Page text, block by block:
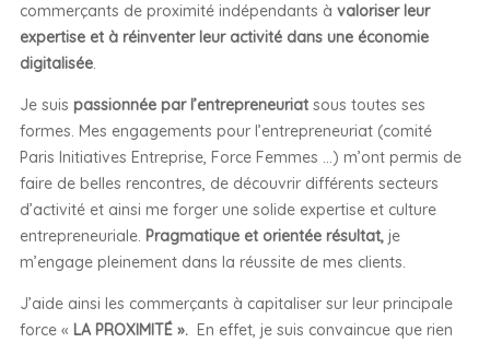
commerçants de proximité indépendants à valoriser leur
expertise et à réinventer leur activité dans une économie
digitalisée.
Je suis passionnée par l’entrepreneuriat sous toutes ses
formes. Mes engagements pour l’entrepreneuriat (comité
Paris Initiatives Entreprise, Force Femmes …) m’ont permis de
faire de belles rencontres, de découvrir différents secteurs
d’activité et ainsi me forger une solide expertise et culture
entrepreneuriale. Pragmatique et orientée résultat, je
m’engage pleinement dans la réussite de mes clients.
J’aide ainsi les commerçants à capitaliser sur leur principale
force « LA PROXIMITÉ ». En effet, je suis convaincue que rien